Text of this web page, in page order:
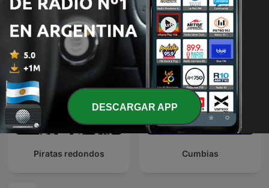
Piratas redondos Cumbias
DESCARGAR APP